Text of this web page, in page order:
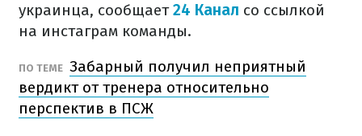
украинца, сообщает24 Канал со ссылкой
на инстаграм команды.
ПО ТЕМЕ Забарный получил неприятный
вердикт от тренера относительно
перспектив в ПСЖ